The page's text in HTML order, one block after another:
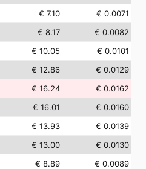
€ 7.10
€ 0.0071
€ 8.17
€ 0.0082
€ 10.05
€ 0.0101
€ 12.86
€ 0.0129
€ 16.24
€ 0.0162
€ 16.01
€ 0.0160
€ 13.93
€ 0.0139
€ 13.00
€ 0.0130
€ 8.89
€ 0.0089